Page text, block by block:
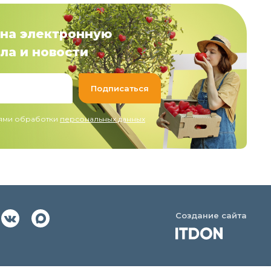
электронную
и новости
обработки персональных данных
Создание сайта